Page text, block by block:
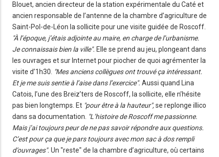
Blouet, ancien directeur de la station expérimentale du Caté et
ancien responsable de l’antenne de la chambre d’agriculture de
Saint-Pol-de-Léon la sollicite pour une visite guidée de Roscoff.
"À l’époque, j’étais adjointe au maire, en charge de l’urbanisme.
Je connaissais bien la ville". Elle se prend au jeu, plongeant dans
les ouvrages et sur Internet pour piocher de quoi agrémenter la
visite d’1h30. "Mes anciens collègues ont trouvé ça intéressant.
Et je me suis sentie à l’aise dans l’exercice". Aussi quand Lina
Catois, l’une des Breiz’ters de Roscoff, la sollicite, elle n’hésite
pas bien longtemps. Et "pour être à la hauteur",se replonge illico
dans sa documentation. "L’histoire de Roscoff me passionne.
Mais j’ai toujours peur de ne pas savoir répondre aux questions.
C’est pour ça que je pars toujours avec mon sac à dos rempli
d’ouvrages". Un "reste" de la chambre d’agriculture, où certains